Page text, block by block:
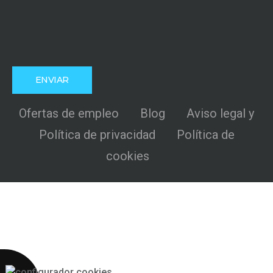
Ofertas de empleo Blog
Aviso legal y
Política de privacidad
Política de
cookies